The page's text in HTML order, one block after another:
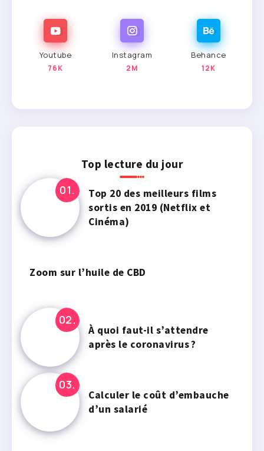
Youtube
76K
Instagram
2M
Behance
12K
Top lecture du jour
Top 20 des meilleurs films
sortis en 2019 (Netflix et
Cinéma)
Zoom sur l’huile de CBD
À quoi faut-il s’attendre
après le coronavirus ?
Calculer le coût d’embauche
d’un salarié